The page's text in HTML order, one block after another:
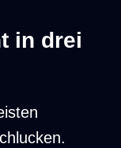
in drei